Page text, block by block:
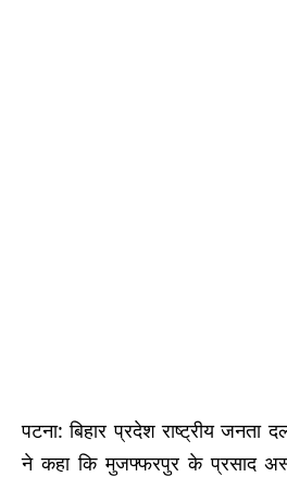
पटना: बिहार प्रदेश राष्ट्रीय
ने कहा कि मुजफ्फरपुर के प्रसाद